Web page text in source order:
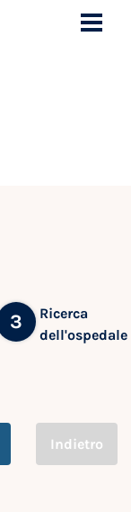
3
Ricerca
dell'ospedale
Indietro